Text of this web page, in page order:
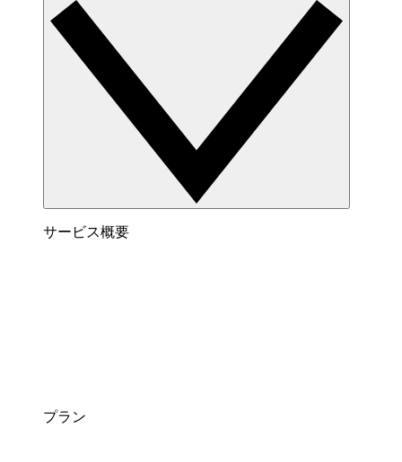
サービス概要
プラン